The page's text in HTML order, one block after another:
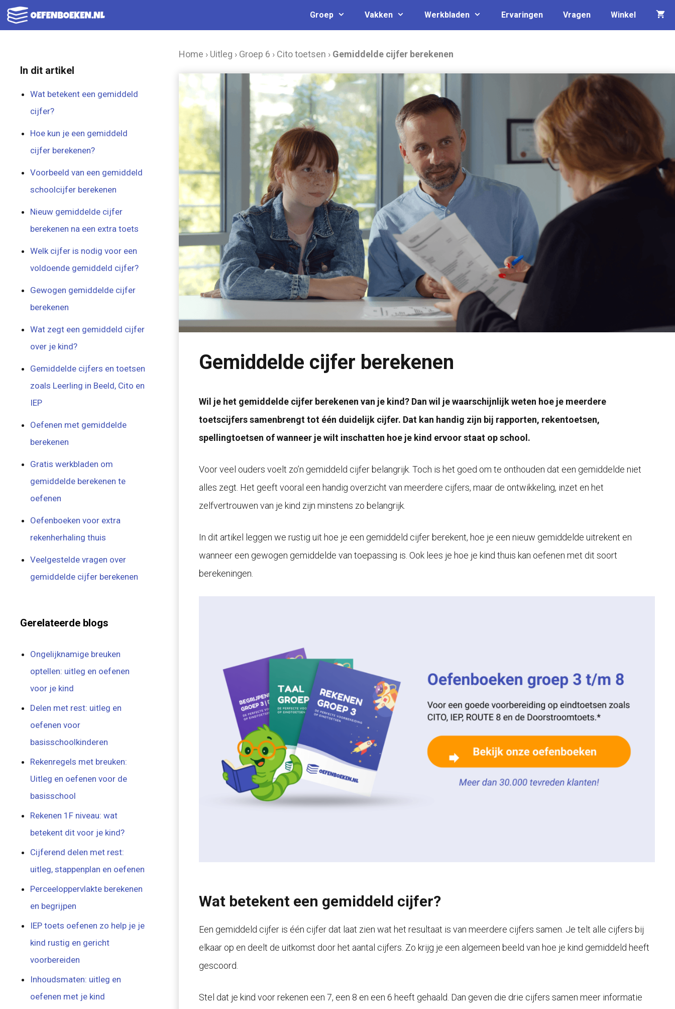
Ga
naar
Groep Vakken Werkbladen Ervaringen Vragen Winkel
Home › Uitleg › Groep 6 › Cito toetsen › Gemiddelde cijfer berekenen
Gemiddelde cijfer berekenen
Wil je het gemiddelde cijfer berekenen van je kind? Dan wil je waarschijnlijk weten hoe je meerdere
toetscijfers samenbrengt tot één duidelijk cijfer. Dat kan handig zijn bij rapporten, rekentoetsen,
spellingtoetsen of wanneer je wilt inschatten hoe je kind ervoor staat op school.
Voor veel ouders voelt zo’n gemiddeld cijfer belangrijk. Toch is het goed om te onthouden dat een gemiddelde niet
alles zegt. Het geeft vooral een handig overzicht van meerdere cijfers, maar de ontwikkeling, inzet en het
zelfvertrouwen van je kind zijn minstens zo belangrijk.
In dit artikel leggen we rustig uit hoe je een gemiddeld cijfer berekent, hoe je een nieuw gemiddelde uitrekent en
wanneer een gewogen gemiddelde van toepassing is. Ook lees je hoe je kind thuis kan oefenen met dit soort
berekeningen.
Wat betekent een gemiddeld cijfer?
Een gemiddeld cijfer is één cijfer dat laat zien wat het resultaat is van meerdere cijfers samen. Je telt alle cijfers bij
elkaar op en deelt de uitkomst door het aantal cijfers. Zo krijg je een algemeen beeld van hoe je kind gemiddeld heeft
gescoord.
Stel dat je kind voor rekenen een 7, een 8 en een 6 heeft gehaald. Dan geven die drie cijfers samen meer informatie
In dit artikel
Wat betekent een gemiddeld
cijfer?
Hoe kun je een gemiddeld
cijfer berekenen?
Voorbeeld van een gemiddeld
schoolcijfer berekenen
Nieuw gemiddelde cijfer
berekenen na een extra toets
Welk cijfer is nodig voor een
voldoende gemiddeld cijfer?
Gewogen gemiddelde cijfer
berekenen
Wat zegt een gemiddeld cijfer
over je kind?
Gemiddelde cijfers en toetsen
zoals Leerling in Beeld, Cito en
IEP
Oefenen met gemiddelde
berekenen
Gratis werkbladen om
gemiddelde berekenen te
oefenen
Oefenboeken voor extra
rekenherhaling thuis
Veelgestelde vragen over
gemiddelde cijfer berekenen
Gerelateerde blogs
Ongelijknamige breuken
optellen: uitleg en oefenen
voor je kind
Delen met rest: uitleg en
oefenen voor
basisschoolkinderen
Rekenregels met breuken:
Uitleg en oefenen voor de
basisschool
Rekenen 1F niveau: wat
betekent dit voor je kind?
Cijferend delen met rest:
uitleg, stappenplan en oefenen
Perceeloppervlakte berekenen
en begrijpen
IEP toets oefenen zo help je je
kind rustig en gericht
voorbereiden
Inhoudsmaten: uitleg en
oefenen met je kind